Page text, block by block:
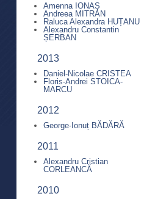
Amenna IONAȘ
Andreea MITRAN
Raluca Alexandra HUȚANU
Alexandru Constantin
ȘERBAN
2013
Daniel-Nicolae CRISTEA
Floris-Andrei STOICA-
MARCU
2012
George-Ionuț BĂDĂRĂ
2011
Alexandru Cristian
CORLEANCĂ
2010